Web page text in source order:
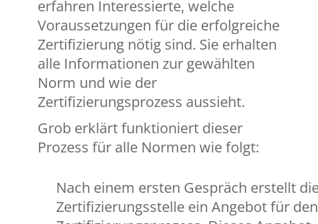
erfahren Interessierte, welche
Voraussetzungen für die erfolgreiche
Zertifizierung nötig sind. Sie erhalten
alle Informationen zur gewählten
Norm und wie der
Zertifizierungsprozess aussieht.
Grob erklärt funktioniert dieser
Prozess für alle Normen wie folgt:
Nach einem ersten Gespräch erstellt
Zertifizierungsstelle ein Angebot für den